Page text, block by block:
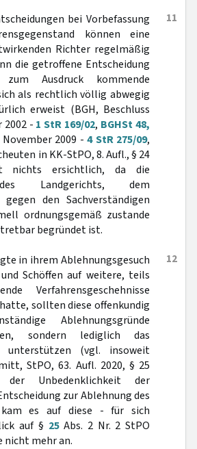
11
bei Vorbefassung
können eine
Richter regelmäßig
die getroffene Entscheidung
Ausdruck kommende
als rechtlich völlig abwegig
erweist (BGH, Beschluss
2002 - 1 StR 169/02, BGHSt 48,
2009 -4 StR 275/09,
in KK-StPO, 8. Aufl., § 24
nichts ersichtlich, da die
Landgerichts, dem
gegen den Sachverständigen
ordnungsgemäß zustande
begründet ist.
12
in ihrem Ablehnungsgesuch
Schöffen auf weitere, teils
Verfahrensgeschehnisse
sollten diese offenkundig
Ablehnungsgründe
sondern lediglich das
unterstützen (vgl. insoweit
StPO, 63. Aufl. 2020, § 25
Unbedenklichkeit der
zur Ablehnung des
kam es auf diese - für sich
auf § 25Abs. 2 Nr. 2 StPO
nicht mehr an.